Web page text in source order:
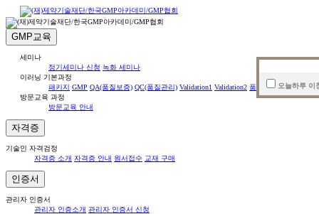
GMP교육
세미나
정기세미나 신청 녹화 세미나
이러닝 기본과정
패키지 GMP QA(품질보증) QC(품질관리) Validation1 Validation2 품질 매뉴얼 과정 품
방문교육 과정
방문교육 안내
자격증
기술인 자격검정
자격증 소개 자격증 안내 원서접수 교재 구매
인증서
관리자 인증서
관리자 인증소개 관리자 인증서 신청
오늘하루 이